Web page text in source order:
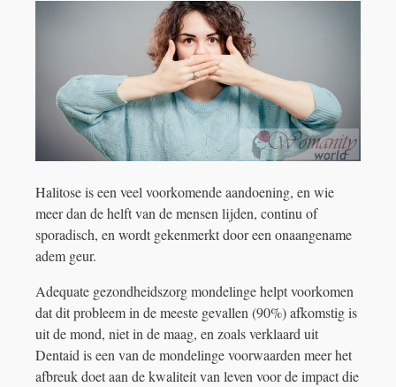
Halitose is een veel voorkomende aandoening, en wie
meer dan de helft van de mensen lijden, continu of
sporadisch, en wordt gekenmerkt door een onaangename
adem geur.
Adequate gezondheidszorg mondelinge helpt voorkomen
dat dit probleem in de meeste gevallen (90%) afkomstig is
uit de mond, niet in de maag, en zoals verklaard uit
Dentaid is een van de mondelinge voorwaarden meer het
afbreuk doet aan de kwaliteit van leven voor de impact die